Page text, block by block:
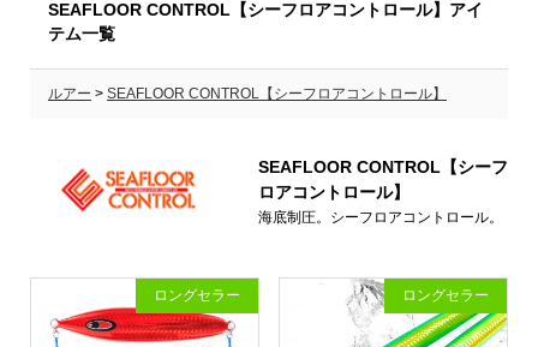
SEAFLOOR CONTROL【シーフロアコントロール】アイ
テム一覧
ルアー > SEAFLOOR CONTROL【シーフロアコントロール】
SEAFLOOR CONTROL【シーフ
ロアコントロール】
海底制圧。シーフロアコントロール。
ロングセラー ロングセラー